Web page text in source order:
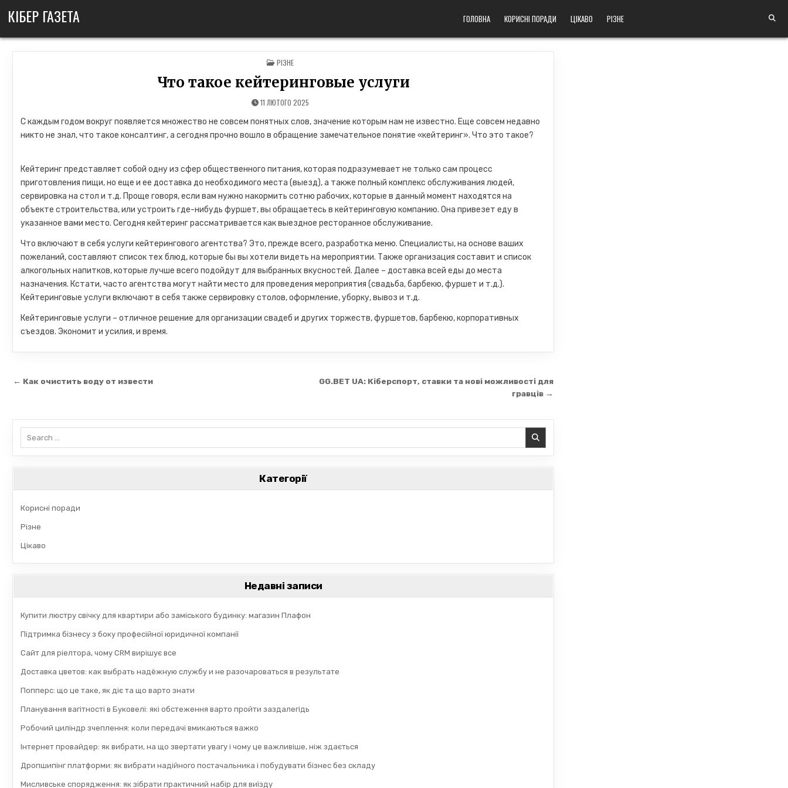
КІБЕР ГАЗЕТА ГОЛОВНА КОРИСНІ ПОРАДИ ЦІКАВО РІЗНЕ
POSTED
IN
РІЗНЕ
Что такое кейтеринговые услуги
11 ЛЮТОГО 2025
С каждым годом вокруг появляется множество не совсем понятных слов, значение которым нам не известно. Еще совсем недавно
никто не знал, что такое консалтинг, а сегодня прочно вошло в обращение замечательное понятие «кейтеринг». Что это такое?
Кейтеринг представляет собой одну из сфер общественного питания, которая подразумевает не только сам процесс
приготовления пищи, но еще и ее доставка до необходимого места (выезд), а также полный комплекс обслуживания людей,
сервировка на стол и т.д. Проще говоря, если вам нужно накормить сотню рабочих, которые в данный момент находятся на
объекте строительства, или устроить где-нибудь фуршет, вы обращаетесь в кейтеринговую компанию. Она привезет еду в
указанное вами место. Сегодня кейтеринг рассматривается как выездное ресторанное обслуживание.
Что включают в себя услуги кейтерингового агентства? Это, прежде всего, разработка меню. Специалисты, на основе ваших
пожеланий, составляют список тех блюд, которые бы вы хотели видеть на мероприятии. Также организация составит и список
алкогольных напитков, которые лучше всего подойдут для выбранных вкусностей. Далее – доставка всей еды до места
назначения. Кстати, часто агентства могут найти место для проведения мероприятия (свадьба, барбекю, фуршет и т.д.).
Кейтеринговые услуги включают в себя также сервировку столов, оформление, уборку, вывоз и т.д.
Кейтеринговые услуги – отличное решение для организации свадеб и других торжеств, фуршетов, барбекю, корпоративных
съездов. Экономит и усилия, и время.
Навігація
GG.BET UA: Кіберспорт, ставки та нові можливості для
гравців →
← Как очистить воду от извести
Категорії
Корисні поради
Різне
Цікаво
Недавні записи
Купити люстру свічку для квартири або заміського будинку: магазин Плафон
Підтримка бізнесу з боку професійної юридичної компанії
Сайт для ріелтора, чому CRM вирішує все
Доставка цветов: как выбрать надёжную службу и не разочароваться в результате
Попперс: що це таке, як діє та що варто знати
Планування вагітності в Буковелі: які обстеження варто пройти заздалегідь
Робочий циліндр зчеплення: коли передачі вмикаються важко
Інтернет провайдер: як вибрати, на що звертати увагу і чому це важливіше, ніж здається
Дропшипінг платформи: як вибрати надійного постачальника і побудувати бізнес без складу
Мисливське спорядження: як зібрати практичний набір для виїзду